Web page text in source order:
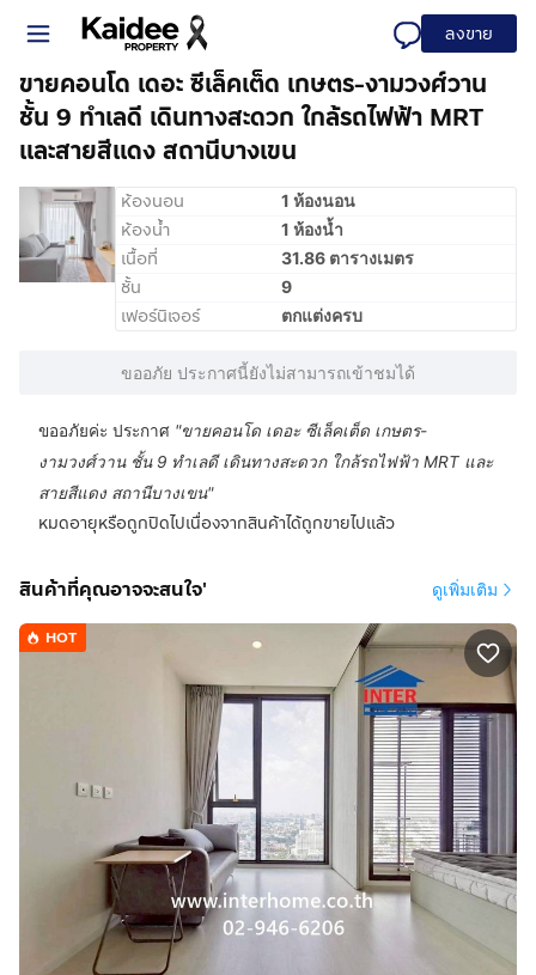
ลงขาย
ขายคอนโด เดอะ ซีเล็คเต็ด เกษตร-งามวงศ์วาน
ชั้น 9 ทำเลดี เดินทางสะดวก ใกล้รถไฟฟ้า MRT
และสายสีแดง สถานีบางเขน
ห้องนอน 1 ห้องนอน
ห้องน้ำ 1 ห้องน้ำ
เนื้อที่ 31.86 ตารางเมตร
ชั้น 9
เฟอร์นิเจอร์ ตกแต่งครบ
ขออภัย ประกาศนี้ยังไม่สามารถเข้าชมได้
ขออภัยค่ะ ประกาศ "ขายคอนโด เดอะ ซีเล็คเต็ด เกษตร-
งามวงศ์วาน ชั้น 9 ทำเลดี เดินทางสะดวก ใกล้รถไฟฟ้า MRT และ
สายสีแดง สถานีบางเขน"
หมดอายุหรือถูกปิดไปเนื่องจากสินค้าได้ถูกขายไปแล้ว
สินค้าที่คุณอาจจะสนใจ' ดูเพิ่มเติม
HOT